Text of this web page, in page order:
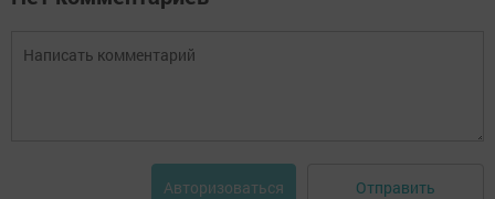
Авторизоваться Отправить